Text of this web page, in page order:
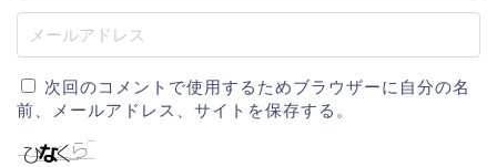
次回のコメントで使用するためブラウザーに自分の名
前、メールアドレス、サイトを保存する。